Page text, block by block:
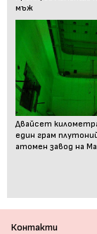
мъж
Двайсет
един грам
атомен завод на
Контакти